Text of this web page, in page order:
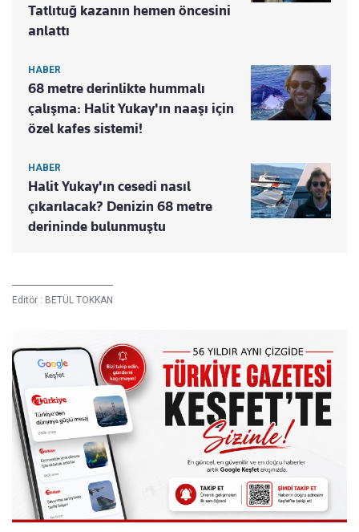
Tatlıtuğ kazanın hemen öncesini
anlattı
HABER
68 metre derinlikte hummalı
çalışma: Halit Yukay'ın naaşı için
özel kafes sistemi!
HABER
Halit Yukay'ın cesedi nasıl
çıkarılacak? Denizin 68 metre
derininde bulunmuştu
Editör : BETÜL TOKKAN